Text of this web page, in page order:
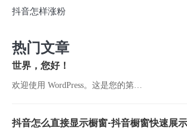
抖音怎样涨粉
热门文章
世界，您好！
欢迎使用 WordPress。这是您的第…
抖音怎么直接显示橱窗-抖音橱窗快速展